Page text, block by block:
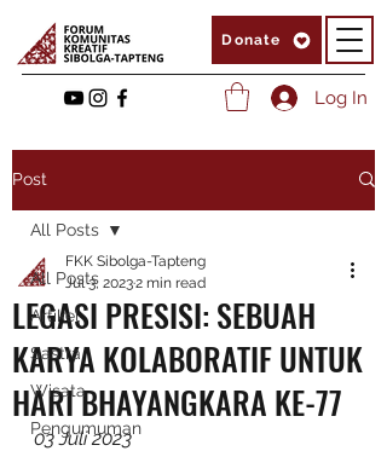
Donate
Log In
Post
All Posts
Artikel
Sastra
Wisata
Pengumuman
All Posts
LEGASI PRESISI: SEBUAH
KARYA KOLABORATIF UNTUK
HARI BHAYANGKARA KE-77
FKK Sibolga-Tapteng
Jul 3, 20232 min read
03 Juli 2023